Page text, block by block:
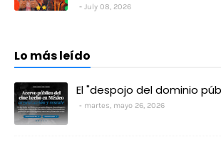
July 08, 2026
Lo más leído
El "despojo del dominio
martes, mayo 26, 2026